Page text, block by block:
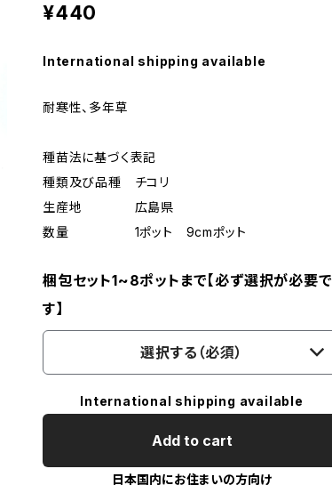
¥440
International shipping available
耐寒性、多年草
種苗法に基づく表記
種類及び品種 チコリ
生産地 広島県
数量 1ポット 9cmポット
梱包セット1~8ポットまで【必ず選択が必要で
す】
選択する（必須）
International shipping available
Add to cart
日本国内にお住まいの方向け